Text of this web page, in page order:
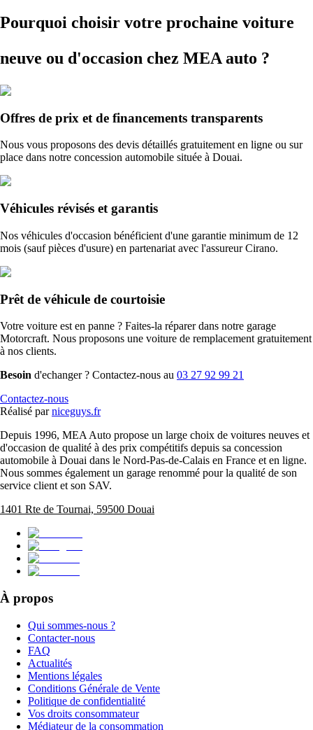
Pourquoi choisir votre prochaine voiture
neuve ou d'occasion chez MEA auto ?
Offres de prix et de financements transparents
Nous vous proposons des devis détaillés gratuitement en ligne ou sur
place dans notre concession automobile située à Douai.
Véhicules révisés et garantis
Nos véhicules d'occasion bénéficient d'une garantie minimum de 12
mois (sauf pièces d'usure) en partenariat avec l'assureur Cirano.
Prêt de véhicule de courtoisie
Votre voiture est en panne ? Faites-la réparer dans notre garage
Motorcraft. Nous proposons une voiture de remplacement gratuitement
à nos clients.
Besoin d'echanger ? Contactez-nous au 03 27 92 99 21
Contactez-nous
Réalisé par niceguys.fr
Depuis 1996, MEA Auto propose un large choix de voitures neuves et
d'occasion de qualité à des prix compétitifs depuis sa concession
automobile à Douai dans le Nord-Pas-de-Calais en France et en ligne.
Nous sommes également un garage renommé pour la qualité de son
service client et son SAV.
1401 Rte de Tournai, 59500 Douai
À propos
Qui sommes-nous ?
Contacter-nous
FAQ
Actualités
Mentions légales
Conditions Générale de Vente
Politique de confidentialité
Vos droits consommateur
Médiateur de la consommation